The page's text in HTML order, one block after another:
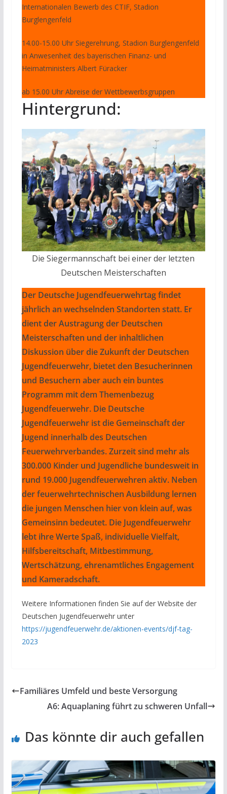
Internationalen Bewerb des CTIF, Stadion
Burglengenfeld
14.00-15.00 Uhr Siegerehrung, Stadion Burglengenfeld
in Anwesenheit des bayerischen Finanz- und
Heimatministers Albert Füracker
ab 15.00 Uhr Abreise der Wettbewerbsgruppen
Hintergrund:
Die Siegermannschaft bei einer der letzten
Deutschen Meisterschaften
Der Deutsche Jugendfeuerwehrtag findet
jährlich an wechselnden Standorten statt. Er
dient der Austragung der Deutschen
Meisterschaften und der inhaltlichen
Diskussion über die Zukunft der Deutschen
Jugendfeuerwehr, bietet den Besucherinnen
und Besuchern aber auch ein buntes
Programm mit dem Themenbezug
Jugendfeuerwehr. Die Deutsche
Jugendfeuerwehr ist die Gemeinschaft der
Jugend innerhalb des Deutschen
Feuerwehrverbandes. Zurzeit sind mehr als
300.000 Kinder und Jugendliche bundesweit in
rund 19.000 Jugendfeuerwehren aktiv. Neben
der feuerwehrtechnischen Ausbildung lernen
die jungen Menschen hier von klein auf, was
Gemeinsinn bedeutet. Die Jugendfeuerwehr
lebt ihre Werte Spaß, individuelle Vielfalt,
Hilfsbereitschaft, Mitbestimmung,
Wertschätzung, ehrenamtliches Engagement
und Kameradschaft.
Weitere Informationen finden Sie auf der Website der
Deutschen Jugendfeuerwehr unter
https://jugendfeuerwehr.de/aktionen-events/djf-tag-
2023
Familiäres Umfeld und beste Versorgung
A6: Aquaplaning führt zu schweren Unfall
Das könnte dir auch gefallen